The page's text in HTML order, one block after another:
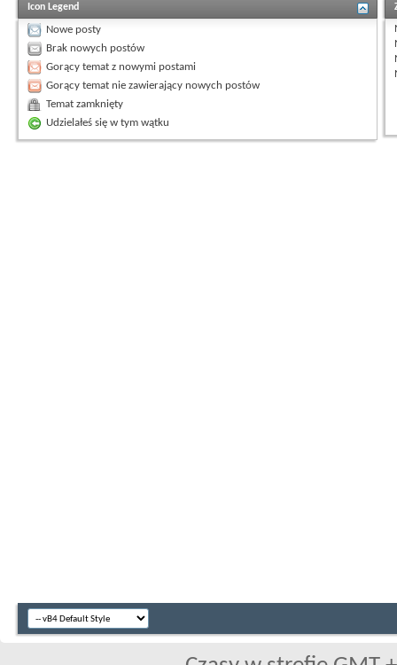
Icon Legend
Nowe posty
Brak nowych postów
Gorący temat z nowymi postami
Gorący temat nie zawierający nowych postów
Temat zamknięty
Udzielałeś się w tym wątku